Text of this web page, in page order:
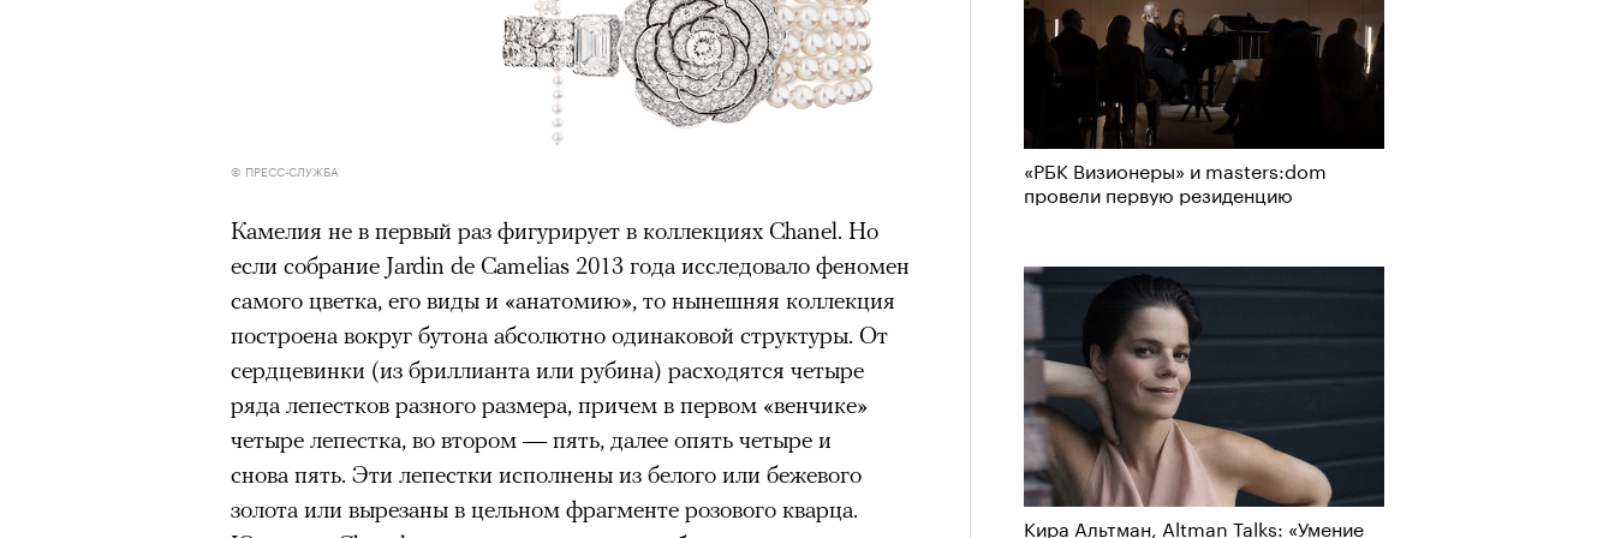
«РБК Визионеры» и masters:dom
провели первую резиденцию
Кира Альтман, Altman Talks: «Умение
© ПРЕСС-СЛУЖБА
Камелия не в первый раз фигурирует в коллекциях Chanel. Но
если собрание Jardin de Camelias 2013 года исследовало феномен
самого цветка, его виды и «анатомию», то нынешняя коллекция
построена вокруг бутона абсолютно одинаковой структуры. От
сердцевинки (из бриллианта или рубина) расходятся четыре
ряда лепестков разного размера, причем в первом «венчике»
четыре лепестка, во втором — пять, далее опять четыре и
снова пять. Эти лепестки исполнены из белого или бежевого
золота или вырезаны в цельном фрагменте розового кварца.